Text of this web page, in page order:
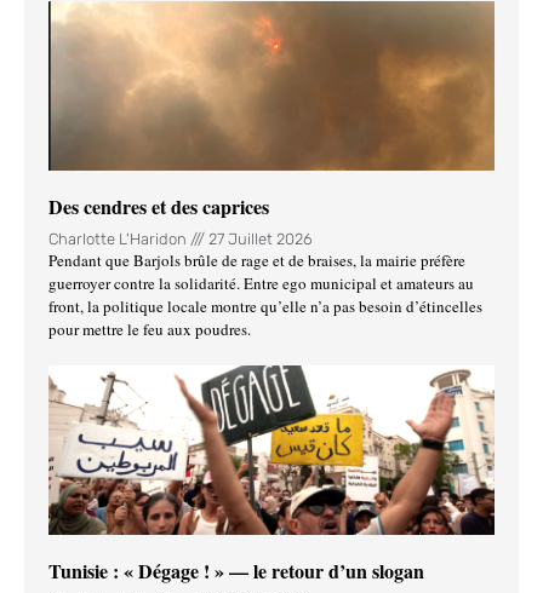
Des cendres et des caprices
Charlotte L'Haridon 27 Juillet 2026
Pendant que Barjols brûle de rage et de braises, la mairie préfère
guerroyer contre la solidarité. Entre ego municipal et amateurs au
front, la politique locale montre qu’elle n’a pas besoin d’étincelles
pour mettre le feu aux poudres.
Tunisie : « Dégage ! » — le retour d’un slogan